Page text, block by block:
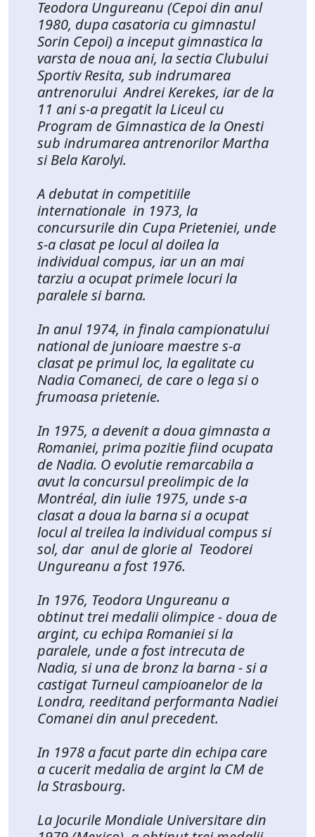
Teodora Ungureanu (Cepoi din anul
1980, dupa casatoria cu gimnastul
Sorin Cepoi) a inceput gimnastica la
varsta de noua ani, la sectia Clubului
Sportiv Resita, sub indrumarea
antrenorului Andrei Kerekes, iar de la
11 ani s-a pregatit la Liceul cu
Program de Gimnastica de la Onesti
sub indrumarea antrenorilor Martha
si Bela Karolyi.
A debutat in competitiile
internationale in 1973, la
concursurile din Cupa Prieteniei, unde
s-a clasat pe locul al doilea la
individual compus, iar un an mai
tarziu a ocupat primele locuri la
paralele si barna.
In anul 1974, in finala campionatului
national de junioare maestre s-a
clasat pe primul loc, la egalitate cu
Nadia Comaneci, de care o lega si o
frumoasa prietenie.
In 1975, a devenit a doua gimnasta a
Romaniei, prima pozitie fiind ocupata
de Nadia. O evolutie remarcabila a
avut la concursul preolimpic de la
Montréal, din iulie 1975, unde s-a
clasat a doua la barna si a ocupat
locul al treilea la individual compus si
sol, dar anul de glorie al Teodorei
Ungureanu a fost 1976.
In 1976, Teodora Ungureanu a
obtinut trei medalii olimpice - doua de
argint, cu echipa Romaniei si la
paralele, unde a fost intrecuta de
Nadia, si una de bronz la barna - si a
castigat Turneul campioanelor de la
Londra, reeditand performanta Nadiei
Comanei din anul precedent.
In 1978 a facut parte din echipa care
a cucerit medalia de argint la CM de
la Strasbourg.
La Jocurile Mondiale Universitare din